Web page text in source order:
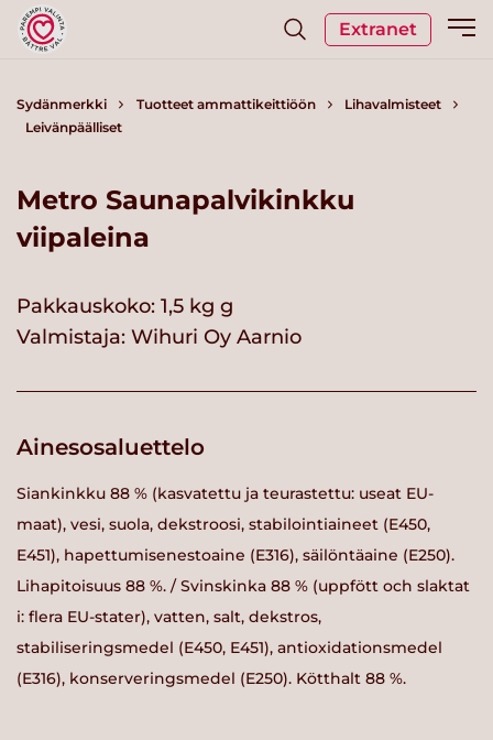
Extranet
Sydänmerkki Tuotteet ammattikeittiöön
Lihavalmisteet
Leivänpäälliset
Metro Saunapalvikinkku
viipaleina
Pakkauskoko: 1,5 kg g
Valmistaja: Wihuri Oy Aarnio
Ainesosaluettelo
Siankinkku 88 % (kasvatettu ja teurastettu: useat EU-
maat), vesi, suola, dekstroosi, stabilointiaineet (E450,
E451), hapettumisenestoaine (E316), säilöntäaine (E250).
Lihapitoisuus 88 %. / Svinskinka 88 % (uppfött och slaktat
i: flera EU-stater), vatten, salt, dekstros,
stabiliseringsmedel (E450, E451), antioxidationsmedel
(E316), konserveringsmedel (E250). Kötthalt 88 %.